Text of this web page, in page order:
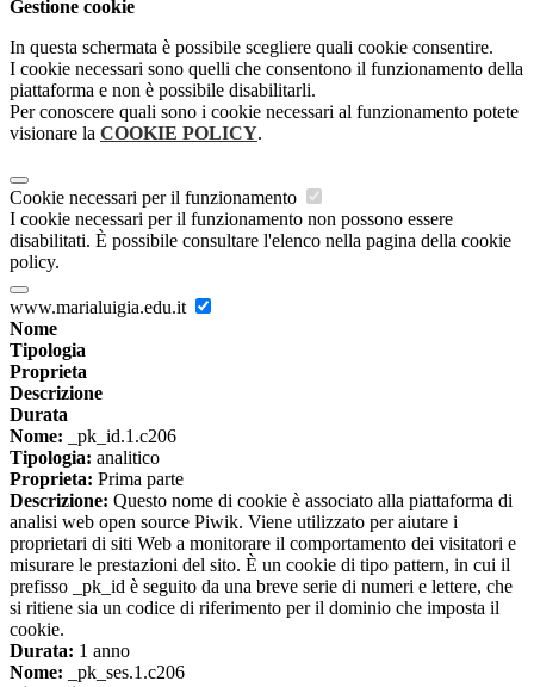
Gestione cookie
In questa schermata è possibile scegliere quali cookie consentire.
I cookie necessari sono quelli che consentono il funzionamento della
piattaforma e non è possibile disabilitarli.
Per conoscere quali sono i cookie necessari al funzionamento potete
visionare la COOKIE POLICY.
Cookie necessari per il funzionamento
I cookie necessari per il funzionamento non possono essere
disabilitati. È possibile consultare l'elenco nella pagina della cookie
policy.
www.marialuigia.edu.it
Nome
Tipologia
Proprieta
Descrizione
Durata
Nome: _pk_id.1.c206
Tipologia: analitico
Proprieta: Prima parte
Descrizione: Questo nome di cookie è associato alla piattaforma di
analisi web open source Piwik. Viene utilizzato per aiutare i
proprietari di siti Web a monitorare il comportamento dei visitatori e
misurare le prestazioni del sito. È un cookie di tipo pattern, in cui il
prefisso _pk_id è seguito da una breve serie di numeri e lettere, che
si ritiene sia un codice di riferimento per il dominio che imposta il
cookie.
Durata: 1 anno
Nome: _pk_ses.1.c206